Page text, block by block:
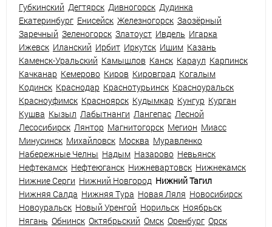
Губкинский Дегтярск Дивногорск Дудинка
Екатеринбург Енисейск Железногорск Заозёрный
Заречный Зеленогорск Златоуст Ивдель Игарка
Ижевск Иланский Ирбит Иркутск Ишим Казань
Каменск-Уральский Камышлов Канск Караул Карпинск
Качканар Кемерово Киров Кировград Когалым
Кодинск Краснодар Краснотурьинск Красноуральск
Красноуфимск Красноярск Кудымкар Кунгур Курган
Кушва Кызыл Лабытнанги Лангепас Лесной
Лесосибирск Лянтор Магнитогорск Мегион Миасс
Минусинск Михайловск Москва Муравленко
Набережные Челны Надым Назарово Невьянск
Нефтекамск Нефтеюганск Нижневартовск Нижнекамск
Нижние Серги Нижний Новгород Нижний Тагил
Нижняя Салда Нижняя Тура Новая Ляля Новосибирск
Новоуральск Новый Уренгой Норильск Ноябрьск
Нягань Обнинск Октябрьский Омск Оренбург Орск